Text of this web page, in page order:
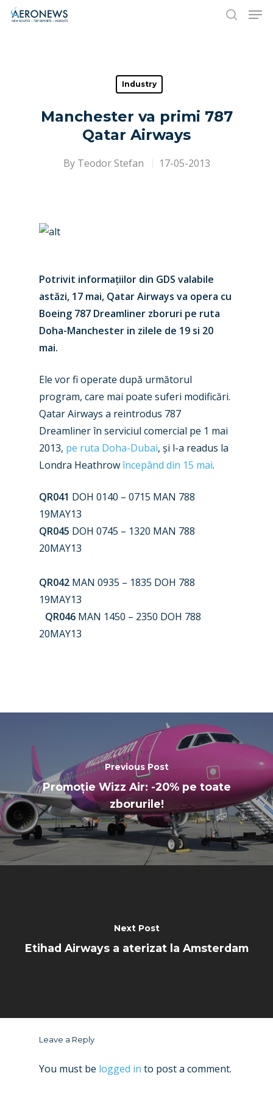
Hit enter to search or ESC to close
Industry
Manchester va primi 787
Qatar Airways
By Teodor Stefan 17-05-2013
Potrivit informațiilor din GDS valabile
astăzi, 17 mai, Qatar Airways va opera cu
Boeing 787 Dreamliner zboruri pe ruta
Doha-Manchester in zilele de 19 si 20
mai.
Ele vor fi operate după următorul
program, care mai poate suferi modificări.
Qatar Airways a reintrodus 787
Dreamliner în serviciul comercial pe 1 mai
2013, pe ruta Doha-Dubai, și l-a readus la
Londra Heathrowîncepând din 15 mai.
QR041 DOH 0140 – 0715 MAN 788
19MAY13
QR045 DOH 0745 – 1320 MAN 788
20MAY13
QR042 MAN 0935 – 1835 DOH 788
19MAY13
QR046 MAN 1450 – 2350 DOH 788
20MAY13
Previous Post
Promoție Wizz Air: -20% pe toate
zborurile!
Next Post
Etihad Airways a aterizat la Amsterdam
Leave a Reply
You must be logged in to post a comment.
New Routes
Dubai 2025
Farnborough 2024
Business Jets
Trip Reports
Marketplace